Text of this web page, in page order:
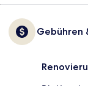
Gebühren